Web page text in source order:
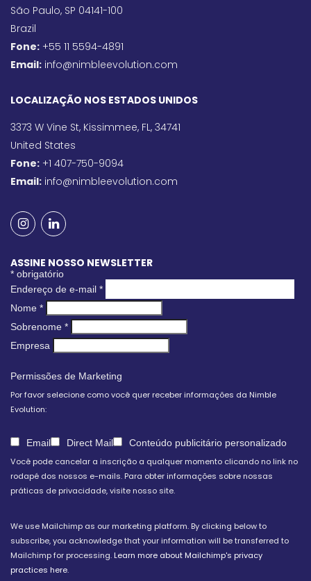
São Paulo, SP 04141-100
Brazil
Fone: +55 11 5594-4891
Email: info@nimbleevolution.com
LOCALIZAÇÃO NOS ESTADOS UNIDOS
3373 W Vine St, Kissimmee, FL, 34741
United States
Fone: +1 407-750-9094
Email: info@nimbleevolution.com
ASSINE NOSSO NEWSLETTER
* obrigatório
Endereço de e-mail *
Nome *
Sobrenome *
Empresa
Permissões de Marketing
Por favor selecione como você quer receber informações da Nimble
Evolution:
Email Direct Mail
Conteúdo publicitário personalizado
Você pode cancelar a inscrição a qualquer momento clicando no link no
rodapé dos nossos e-mails. Para obter informações sobre nossas
práticas de privacidade, visite nosso site.
We use Mailchimp as our marketing platform. By clicking below to
subscribe, you acknowledge that your information will be transferred to
Mailchimp for processing.Learn more about Mailchimp's privacy
practices here.